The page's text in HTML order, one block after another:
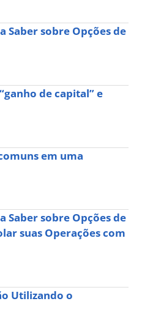
Saber sobre Opções de
de capital” e
em uma
Saber sobre Opções de
suas Operações com
Utilizando o